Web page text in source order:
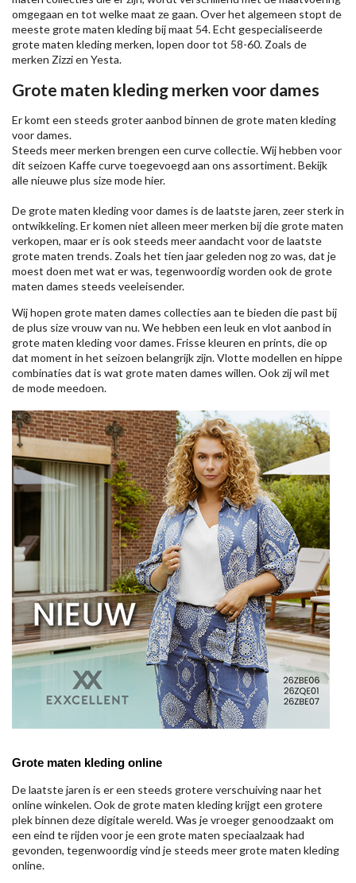
omgegaan en tot welke maat ze gaan. Over het algemeen stopt de
meeste grote maten kleding bij maat 54. Echt gespecialiseerde
grote maten kleding merken, lopen door tot 58-60. Zoals de
merken Zizzien Yesta.
Grote maten kleding merken voor dames
Er komt een steeds groter aanbod binnen de grote maten kleding
voor dames.
Steeds meer merken brengen een curve collectie. Wij hebben voor
dit seizoen Kaffecurve toegevoegd aan ons assortiment. Bekijk
alle nieuweplus size modehier.
De grote maten kleding voor dames is de laatste jaren, zeer sterk in
ontwikkeling. Er komen niet alleen meer merken bij die grote maten
verkopen, maar er is ook steeds meer aandacht voor de laatste
grote maten trends. Zoals het tien jaar geleden nog zo was, dat je
moest doen met wat er was, tegenwoordig worden ook de grote
maten dames steeds veeleisender.
Wij hopen grote maten dames collecties aan te bieden die past bij
de plus size vrouw van nu. We hebben een leuk en vlot aanbod in
grote maten kleding voor dames. Frisse kleuren en prints, die op
dat moment in het seizoen belangrijk zijn. Vlotte modellen en hippe
combinaties dat is wat grote maten dames willen. Ook zij wil met
de mode meedoen.
Grote maten kleding online
De laatste jaren is er een steeds grotere verschuiving naar het
online winkelen. Ook de grote maten kleding krijgt een grotere
plek binnen deze digitale wereld. Was je vroeger genoodzaakt om
een eind te rijden voor je een grote maten speciaalzaak had
gevonden, tegenwoordig vind je steeds meer grote maten kleding
online.